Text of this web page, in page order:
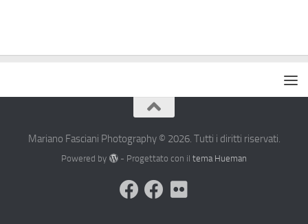
Mariano Fasciani Photography © 2026. Tutti i diritti riservati.
Powered by - Progettato con il tema Hueman